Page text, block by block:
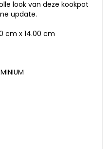
look van deze kookpot
update.
cm x 14.00 cm